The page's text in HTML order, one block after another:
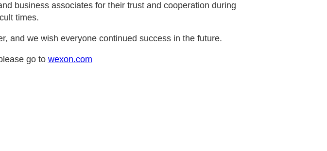
business associates for their trust and cooperation during
times.
and we wish everyone continued success in the future.
go to wexon.com